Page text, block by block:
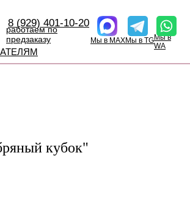
8 (929) 401-10-20
работаем по
предзаказу
Мы в MAXМы в TGМы в
WA
кубок"